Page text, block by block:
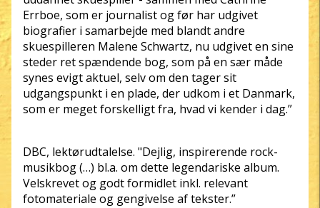
Errboe, som er journalist og før har udgivet
biografier i samarbejde med blandt andre
skuespilleren Malene Schwartz, nu udgivet en sine
steder ret spændende bog, som på en sær måde
synes evigt aktuel, selv om den tager sit
udgangspunkt i en plade, der udkom i et Danmark,
som er meget forskelligt fra, hvad vi kender i dag.”
DBC, lektørudtalelse. "Dejlig, inspirerende rock-
musikbog (…) bl.a. om dette legendariske album.
Velskrevet og godt formidlet inkl. relevant
fotomateriale og gengivelse af tekster.”